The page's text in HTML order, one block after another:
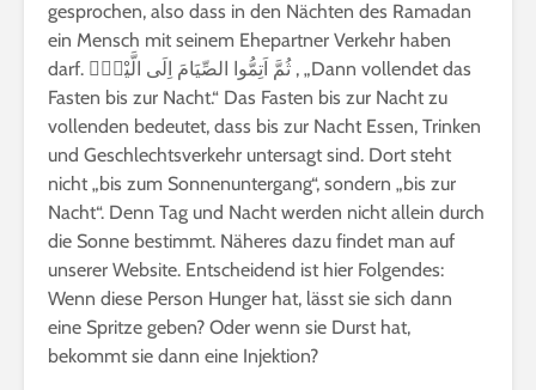
gesprochen, also dass in den Nächten des Ramadan
ein Mensch mit seinem Ehepartner Verkehr haben
darf. ثُمَّ اَتِمُّوا الصِّيَامَ اِلَى الَّيْلِۚ , „Dann vollendet das
Fasten bis zur Nacht.“ Das Fasten bis zur Nacht zu
vollenden bedeutet, dass bis zur Nacht Essen, Trinken
und Geschlechtsverkehr untersagt sind. Dort steht
nicht „bis zum Sonnenuntergang“, sondern „bis zur
Nacht“. Denn Tag und Nacht werden nicht allein durch
die Sonne bestimmt. Näheres dazu findet man auf
unserer Website. Entscheidend ist hier Folgendes:
Wenn diese Person Hunger hat, lässt sie sich dann
eine Spritze geben? Oder wenn sie Durst hat,
bekommt sie dann eine Injektion?